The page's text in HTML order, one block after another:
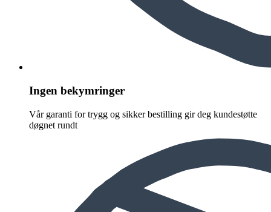
Ingen bekymringer
Vår garanti for trygg og sikker bestilling gir deg kundestøtte
døgnet rundt